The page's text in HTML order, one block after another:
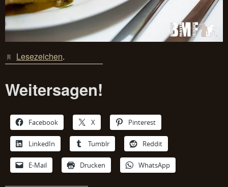
Lesezeichen.
Weitersagen!
Facebook X Pinterest
LinkedIn Tumblr Reddit
E-Mail Drucken WhatsApp